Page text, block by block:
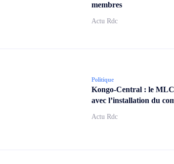
membres
Actu Rdc
Politique
Kongo-Central : le
avec l’installation du
Actu Rdc